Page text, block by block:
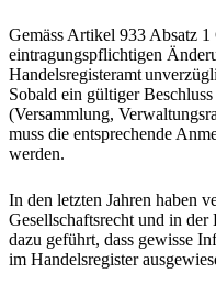
Gemäss Artikel 933 Absatz
eintragungspflichtigen
Handelsregisteramt
Sobald ein gültiger
(Versammlung,
muss die entsprechende
werden.
In den letzten Jahren haben
Gesellschaftsrecht und in
dazu geführt, dass gewisse
im Handelsregister